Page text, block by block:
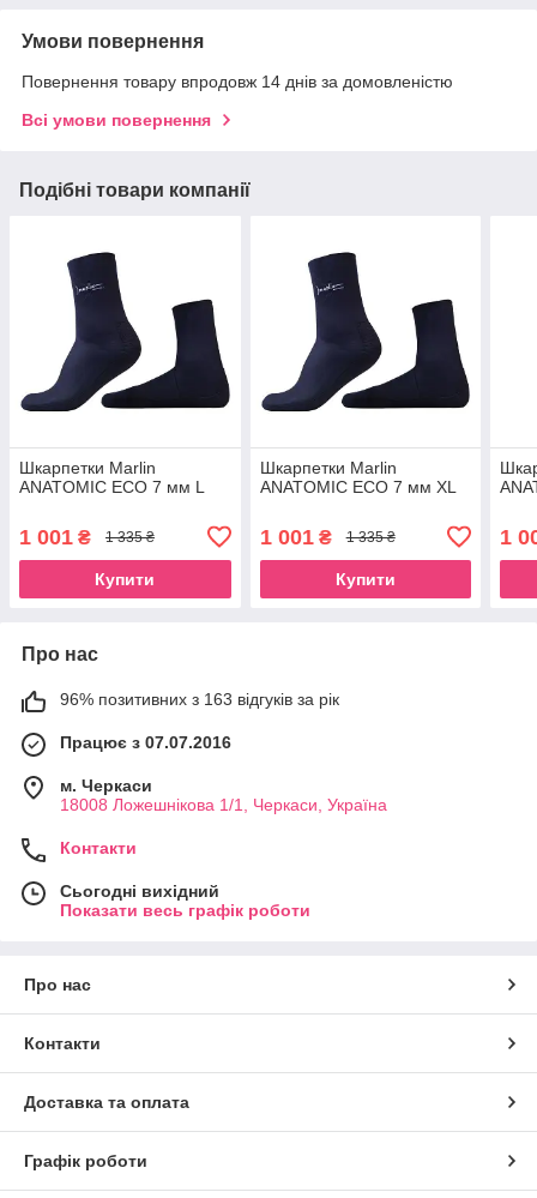
Умови повернення
Повернення товару впродовж 14 днів за домовленістю
Всі умови повернення
Подібні товари компанії
Шкарпетки Marlin
ANATOMIC ECO 7 мм L
1 001 ₴ 1 335 ₴
Купити
Шкарпетки Marlin
ANATOMIC ECO 7 мм XL
1 001₴ 1 335 ₴
Купити
1
Про нас
96% позитивних з 163 відгуків за рік
Працює з 07.07.2016
м. Черкаси
18008 Ложешнікова 1/1, Черкаси, Україна
Контакти
Сьогодні вихідний
Показати весь графік роботи
Про нас
Контакти
Доставка та оплата
Графік роботи